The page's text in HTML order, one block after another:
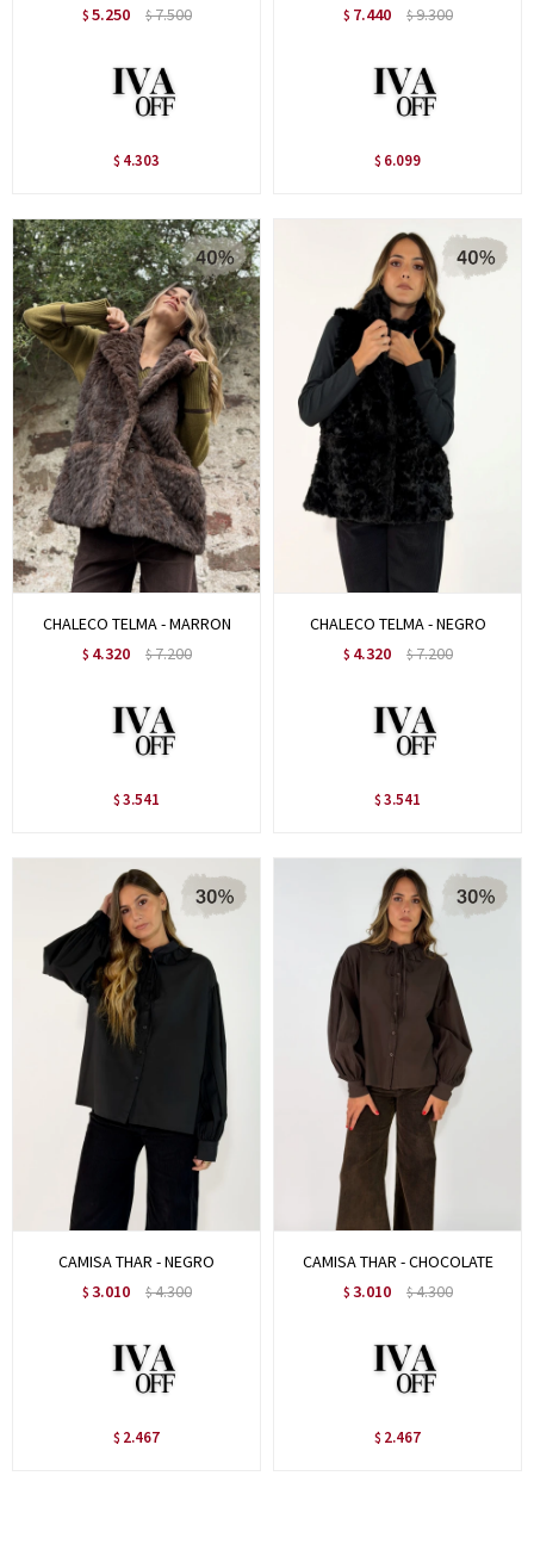
$ 5.250 $7.500
$ 4.303
$ 7.440 $9.300
$ 6.099
CHALECO TELMA - MARRON
$ 4.320 $7.200
$ 3.541
CHALECO TELMA - NEGRO
$ 4.320 $7.200
$ 3.541
CAMISA THAR - NEGRO
$ 3.010 $4.300
$ 2.467
CAMISA THAR - CHOCOLATE
$ 3.010 $4.300
$ 2.467